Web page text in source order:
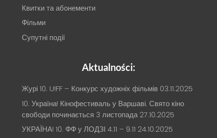
Квитки та абонементи
Фільми
Супутні події
Aktualności:
Журі 10. U!FF – Конкурс художніх фільмів 03.11.2025
10. Україна! Кінофестиваль у Варшаві. Свято кіно
свободи починається 3 листопада 27.10.2025
УКРАЇНА! 10. ФФ у ЛОДЗІ 4.11 – 9.11 24.10.2025